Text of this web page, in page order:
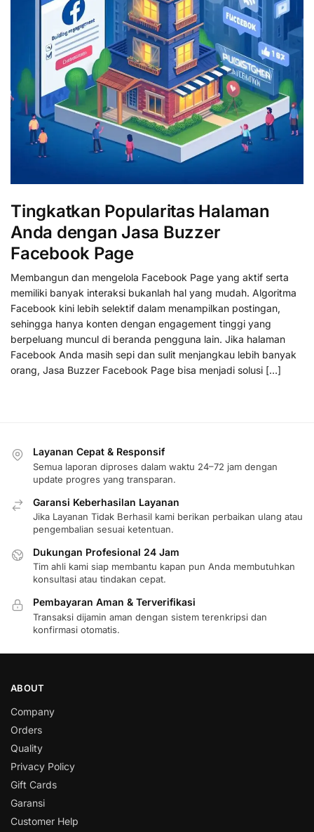
Tingkatkan Popularitas Halaman
Anda dengan Jasa Buzzer
Facebook Page
Membangun dan mengelola Facebook Page yang aktif serta
memiliki banyak interaksi bukanlah hal yang mudah. Algoritma
Facebook kini lebih selektif dalam menampilkan postingan,
sehingga hanya konten dengan engagement tinggi yang
berpeluang muncul di beranda pengguna lain. Jika halaman
Facebook Anda masih sepi dan sulit menjangkau lebih banyak
orang, Jasa Buzzer Facebook Page bisa menjadi solusi […]
Layanan Cepat & Responsif
Semua laporan diproses dalam waktu 24–72 jam dengan
update progres yang transparan.
Garansi Keberhasilan Layanan
Jika Layanan Tidak Berhasil kami berikan perbaikan ulang atau
pengembalian sesuai ketentuan.
Dukungan Profesional 24 Jam
Tim ahli kami siap membantu kapan pun Anda membutuhkan
konsultasi atau tindakan cepat.
Pembayaran Aman & Terverifikasi
Transaksi dijamin aman dengan sistem terenkripsi dan
konfirmasi otomatis.
ABOUT
Company
Orders
Quality
Privacy Policy
Gift Cards
Garansi
Customer Help